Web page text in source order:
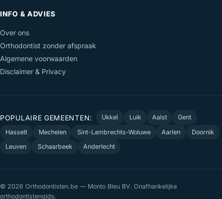
INFO & ADVIES
Over ons
Orthodontist zonder afspraak
Algemene voorwaarden
Disclaimer & Privacy
POPULAIRE GEMEENTEN: Ukkel Luik Aalst
Gent
Hasselt
Mechelen Sint-Lambrechts-Woluwe Aarlen
Doornik
Leuven
Schaarbeek Anderlecht
© 2026 Orthodontisten.be — Monto Bleu BV. Onafhankelijke
orthodontistengids.